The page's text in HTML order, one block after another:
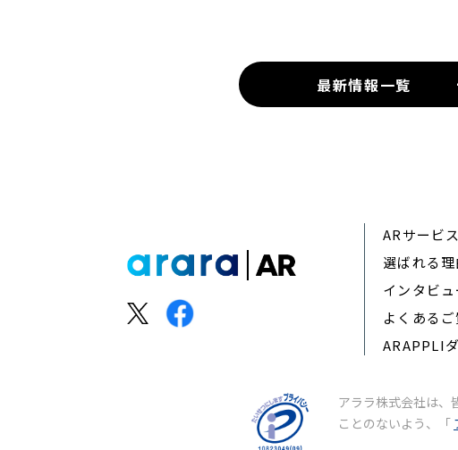
最新情報一覧
ARサービ
選ばれる理
インタビュ
よくある
ARAPPLI
アララ株式会社は、
ことのないよう、「